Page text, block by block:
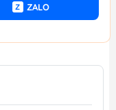
Z ZALO